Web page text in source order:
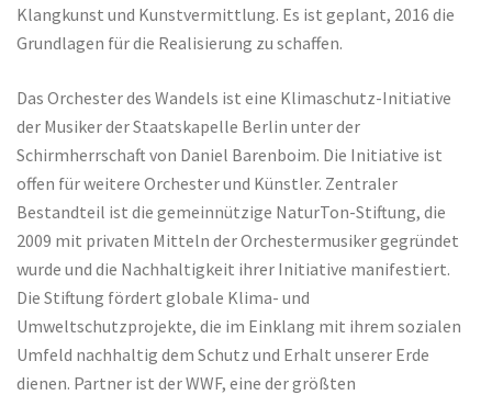
Klangkunst und Kunstvermittlung. Es ist geplant, 2016 die
Grundlagen für die Realisierung zu schaffen.
Das Orchester des Wandels ist eine Klimaschutz-Initiative
der Musiker der Staatskapelle Berlin unter der
Schirmherrschaft von Daniel Barenboim. Die Initiative ist
offen für weitere Orchester und Künstler. Zentraler
Bestandteil ist die gemeinnützige NaturTon-Stiftung, die
2009 mit privaten Mitteln der Orchestermusiker gegründet
wurde und die Nachhaltigkeit ihrer Initiative manifestiert.
Die Stiftung fördert globale Klima- und
Umweltschutzprojekte, die im Einklang mit ihrem sozialen
Umfeld nachhaltig dem Schutz und Erhalt unserer Erde
dienen. Partner ist der WWF, eine der größten